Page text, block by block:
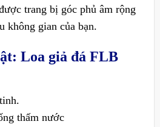
trang bị góc phủ âm rộng
không gian của bạn.
Loa giả đá FLB
thấm nước